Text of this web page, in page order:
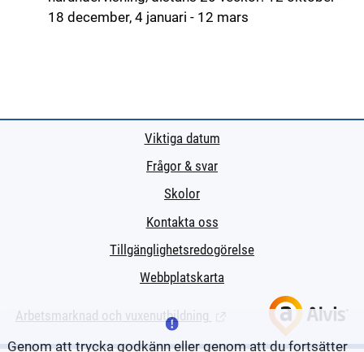
18 december, 4 januari - 12 mars
Viktiga datum
Frågor & svar
Skolor
Kontakta oss
Tillgänglighetsredogörelse
Webbplatskarta
Arbetsmarknad och vuxenutbildning (Länk till extern sida.)
Genom att trycka godkänn eller genom att du fortsätter